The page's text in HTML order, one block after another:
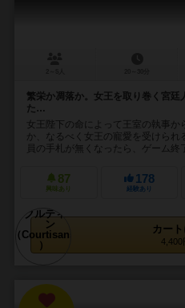
繁栄か凋落か。女王を取り巻く宮
た…
女王陛下の命によって王室の執事
か、なるべく女王の寵愛を受けら
員の手札が無くなったら、ゲーム終
87
興味あり
178
経験あり
カー
4,400